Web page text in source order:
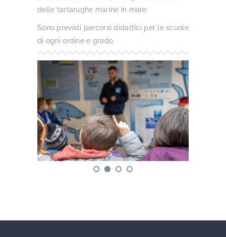
delle tartarughe marine in mare.
Sono previsti percorsi didattici per le scuole
di ogni ordine e grado.
1 3 4